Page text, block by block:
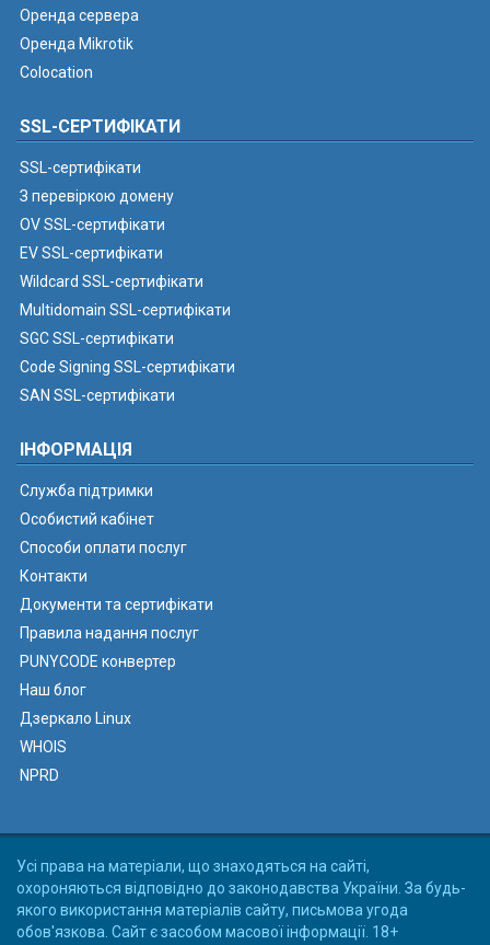
Оренда сервера
Оренда Mikrotik
Colocation
SSL-СЕРТИФІКАТИ
SSL-сертифікати
З перевіркою домену
OV SSL-сертифікати
EV SSL-сертифікати
Wildcard SSL-сертифікати
Multidomain SSL-сертифікати
SGC SSL-сертифікати
Code Signing SSL-сертифікати
SAN SSL-сертифікати
ІНФОРМАЦІЯ
Служба підтримки
Особистий кабінет
Способи оплати послуг
Контакти
Документи та сертифікати
Правила надання послуг
PUNYCODE конвертер
Наш блог
Дзеркало Linux
WHOIS
NPRD
Усі права на матеріали, що знаходяться на сайті,
охороняються відповідно до законодавства України. За будь-
якого використання матеріалів сайту, письмова угода
обов'язкова. Сайт є засобом масової інформації. 18+